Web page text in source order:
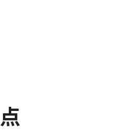
人が選ぶべき業者の特性